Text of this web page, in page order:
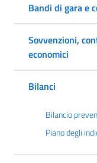
Bandi di gara e
Sovvenzioni,
economici
Bilanci
Bilancio
Piano degli